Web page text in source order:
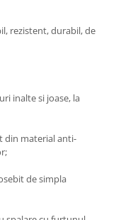
rezistent, durabil, de
inalte si joase, la
din material anti-
de simpla